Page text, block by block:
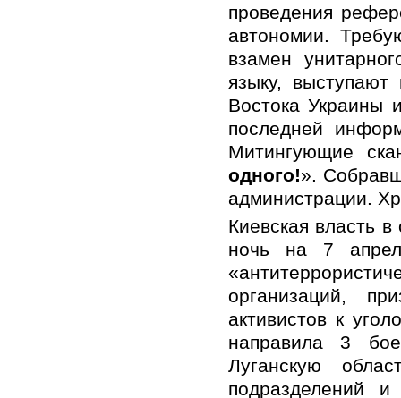
проведения
автономии.
взамен
языку,
Востока Украины
последней
Митингующие
одного!».
администрации.
Киевская власть
ночь на 7
организаций,
активистов к
направила 3
Луганскую
подразделений и